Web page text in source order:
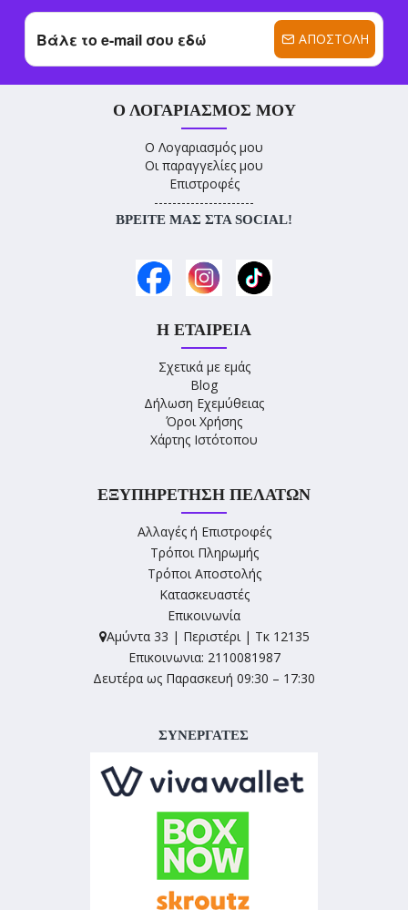
ΑΠΟΣΤΟΛΉ
Ο ΛΟΓΑΡΙΑΣΜΌΣ ΜΟΥ
Ο Λογαριασμός μου
Οι παραγγελίες μου
Επιστροφές
----------------------
ΒΡΕΊΤΕ ΜΑΣ ΣΤΑ SOCIAL!
Η ΕΤΑΙΡΕΊΑ
Σχετικά με εμάς
Blog
Δήλωση Εχεμύθειας
Όροι Χρήσης
Χάρτης Ιστότοπου
ΕΞΥΠΗΡΈΤΗΣΗ ΠΕΛΑΤΏΝ
Αλλαγές ή Επιστροφές
Τρόποι Πληρωμής
Τρόποι Αποστολής
Κατασκευαστές
Επικοινωνία
Αμύντα 33 | Περιστέρι | Τκ 12135
Επικοινωνια: 2110081987
Δευτέρα ως Παρασκευή 09:30 – 17:30
ΣΥΝΕΡΓΑΤΕΣ